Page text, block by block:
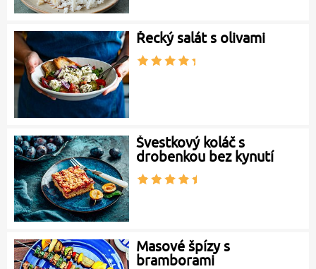
Řecký salát s olivami
Švestkový koláč s
drobenkou bez kynutí
Masové špízy s
bramborami